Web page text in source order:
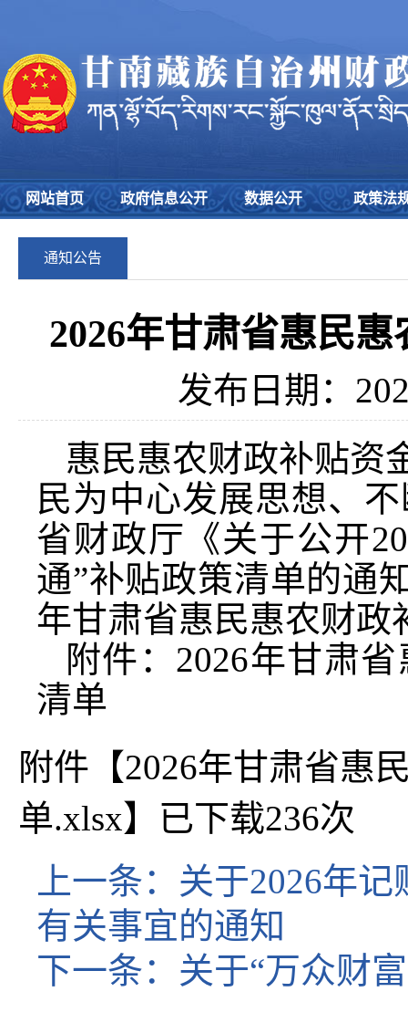
网站首页 政府信息公开 数据公开 政策法
通知公告
2026年甘肃省惠民
发布日期：
惠民惠农财政补贴资
民为中心发展思想、
省财政厅《关于公开
通”补贴政策清单的通
年甘肃省惠民惠农财政
附件：2026年甘肃
清单
附件【2026年甘肃省惠
单.xlsx】已下载236次
上一条： 关于2026年
有关事宜的通知
下一条： 关于“万众财